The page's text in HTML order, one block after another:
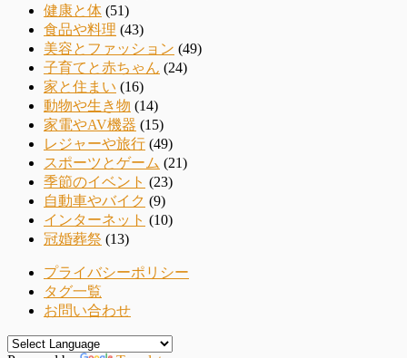
健康と体 (51)
食品や料理 (43)
美容とファッション (49)
子育てと赤ちゃん (24)
家と住まい (16)
動物や生き物 (14)
家電やAV機器 (15)
レジャーや旅行 (49)
スポーツとゲーム (21)
季節のイベント (23)
自動車やバイク (9)
インターネット (10)
冠婚葬祭 (13)
プライバシーポリシー
タグ一覧
お問い合わせ